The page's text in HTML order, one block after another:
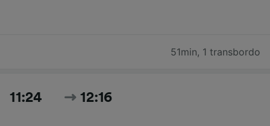
51min, 1 transbordo
11:24 12:16